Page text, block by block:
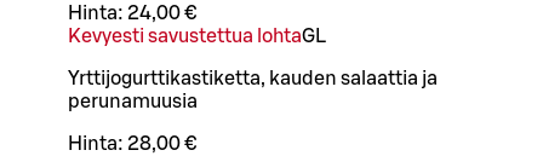
Hinta: 24,00 €
Kevyesti savustettua lohtaGL
Yrttijogurttikastiketta, kauden salaattia ja
perunamuusia
Hinta: 28,00 €